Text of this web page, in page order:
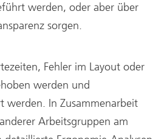
werden, oder aber über
sorgen.
Fehler im Layout oder
werden und
werden. In Zusammenarbeit
Arbeitsgruppen am